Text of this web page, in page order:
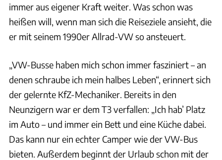
immer aus eigener Kraft weiter. Was schon was
heißen will, wenn man sich die Reiseziele ansieht, die
er mit seinem 1990er Allrad-VW so ansteuert.
„VW-Busse haben mich schon immer fasziniert – an
denen schraube ich mein halbes Leben“, erinnert sich
der gelernte KfZ-Mechaniker. Bereits in den
Neunzigern war er dem T3 verfallen: „Ich hab’ Platz
im Auto – und immer ein Bett und eine Küche dabei.
Das kann nur ein echter Camper wie der VW-Bus
bieten. Außerdem beginnt der Urlaub schon mit der